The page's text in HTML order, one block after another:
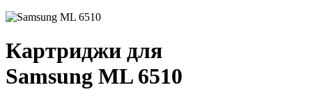
Картриджи для
Samsung ML 6510